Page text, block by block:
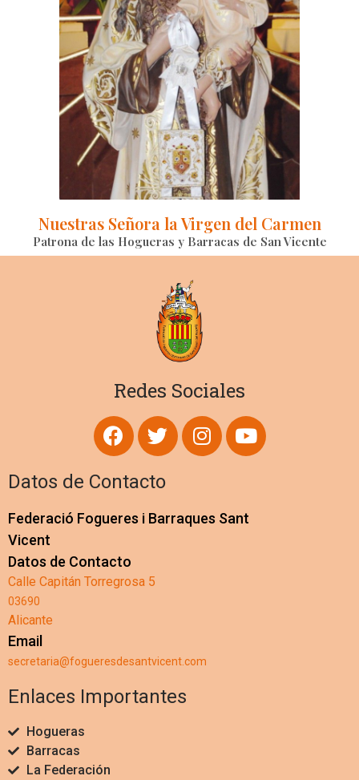
Nuestras Señora la Virgen del Carmen
Patrona de las Hogueras y Barracas de San Vicente
Redes Sociales
Datos de Contacto
Federació Fogueres i Barraques Sant
Vicent
Datos de Contacto
Calle Capitán Torregrosa 5
03690
Alicante
Email
secretaria@fogueresdesantvicent.com
Enlaces Importantes
Hogueras
Barracas
La Federación